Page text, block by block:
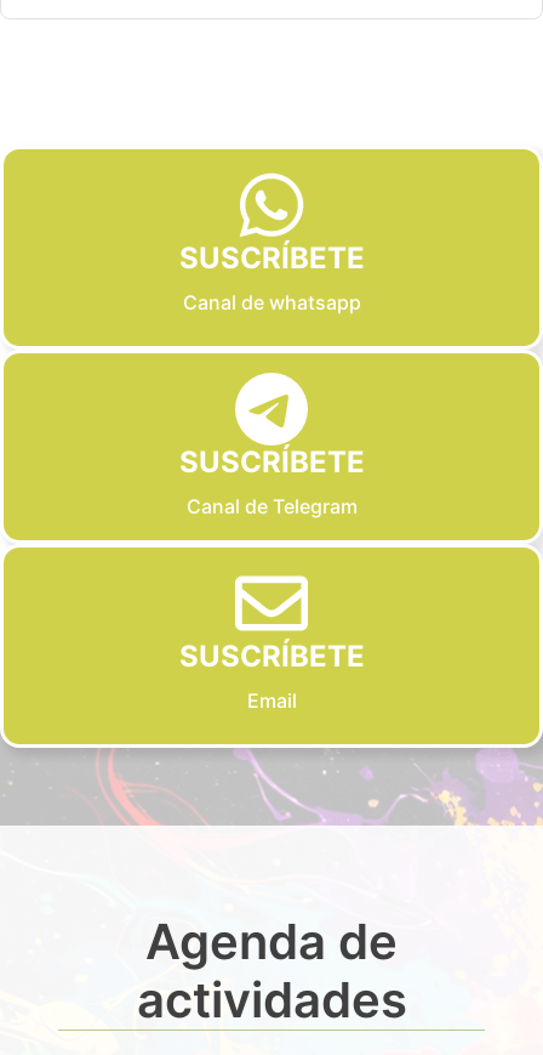
SUSCRÍBETE
Canal de whatsapp
SUSCRÍBETE
Canal de Telegram
SUSCRÍBETE
Email
Agenda de
actividades